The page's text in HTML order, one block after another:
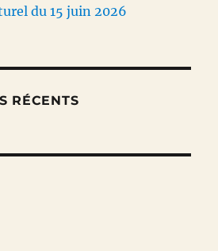
du 15 juin 2026
RÉCENTS